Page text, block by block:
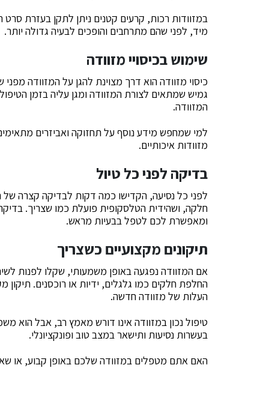
במזוודות רכות, קרעים קטנים ניתן לתקן בעזרת
מיד, לפני שהם מתרחבים והופכים לבעיה גדולה יותר.
שימוש בכיסויי מזוודה
כיסוי מזוודה הוא דרך מצוינת להגן על המזוודה
גמיש שמתאים לצורת המזוודה ומגן עליה בזמן
המזוודה.
למי שמחפש מידע נוסף על תחזוקה ואביזרים
מזוודות איכותיים.
בדיקה לפני כל טיול
לפני כל נסיעה, הקדישו כמה דקות לבדיקה קצרה של
חלקה, ושהידית הטלסקופית פועלת כמו שצריך.
ומאפשרת לכם לטפל בבעיות מראש.
תיקונים מקצועיים כשצריך
אם המזוודה נפגעה באופן משמעותי, שקלו לפנות
החלפת חלקים כמו גלגלים, ידיות או רוכסנים. תיקון
העלות של מזוודה חדשה.
טיפול נכון במזוודה אינו דורש מאמץ רב, אבל הוא
בעשרות נסיעות ותישאר במצב טוב ופונקציונלי.
האם אתם מטפלים במזוודה שלכם באופן קבוע, או